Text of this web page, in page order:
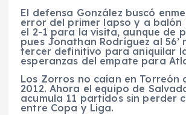
El defensa González buscó
error del primer lapso y a balón
el 2-1 para la visita, aunque de
pues Jonathan Rodríguez al 56’
tercer definitivo para aniquilar
esperanzas del empate para
Los Zorros no caían en Torreón
2012. Ahora el equipo de
acumula 11 partidos sin perder
entre Copa y Liga.